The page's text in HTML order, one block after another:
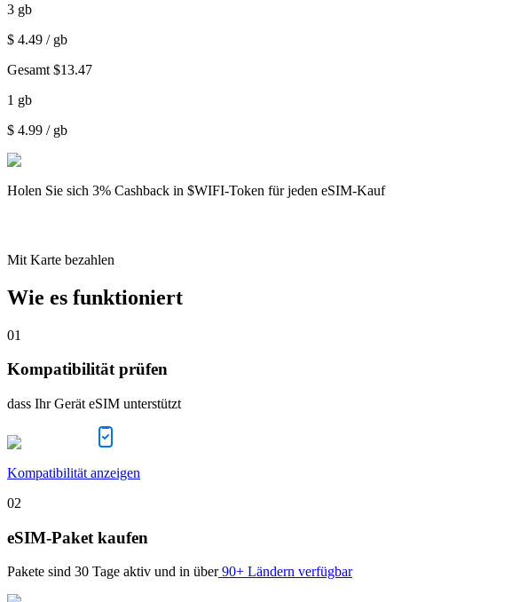
3 gb
$ 4.49 / gb
Gesamt $13.47
1 gb
$ 4.99 / gb
Holen Sie sich 3% Cashback in $WIFI-Token für jeden eSIM-Kauf
Mit Karte bezahlen
Wie es funktioniert
01
Kompatibilität prüfen
dass Ihr Gerät eSIM unterstützt
Kompatibilität anzeigen
02
eSIM-Paket kaufen
Pakete sind 30 Tage aktiv und in über 90+ Ländern verfügbar